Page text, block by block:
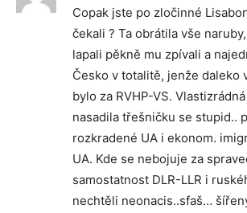
Copak jste po zločinné
čekali ? Ta obrátila vše
lapali pěkně mu zpívali a
Česko v totalitě, jenže daleko
bylo za RVHP-VS.
nasadila třešničku se stupid..
rozkradené UA i ekonom.
UA. Kde se nebojuje za
samostatnost DLR-LLR i
nechtěli neonacis..sfaš…